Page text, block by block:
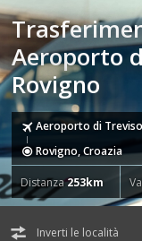
Aeroporto
Rovigno
Aeroporto di
Rovigno, Croazia
Distanza253km
Inverti le località